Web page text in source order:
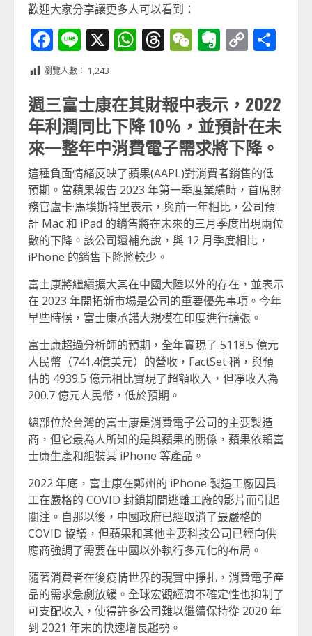
歡迎大家分享讓更多人可以看到：
Facebook
Line
X WhatsApp
Threads
WeChat
Evernote
Copy
瀏覽人數： 1,243
週三富士康在其財報中表示，2022
年利潤同比下降 10％，並預計在未
來一整年中消費電子需求將下降。
這種負面情緒反映了蘋果(AAPL)對消費者銷售的低
預期。當蘋果報告 2023 年第一季度業績時，首席財
務官盧卡·馬埃斯特里表示，與前一年相比，公司預
計 Mac 和 iPad 的銷售將在未來的三月季度出現兩位
數的下降。該公司還補充說，與 12 月季度相比，
iPhone 的銷售下降將較少。
富士康將繼續擴大其在中國大陸以外的存在，並表示
在 2023 年開拓新市場是公司的重要優先事項。今年
早些時候，富士康承諾大規模在印度進行擴張。
富士康超過分析師的預期，全年實現了 5118.5 億元
人民幣（741.4億美元）的營收，FactSet 稱，與預
估的 4939.5 億元相比實現了超額收入，但凈收入為
200.7 億元人民幣，低於預期。
總部位於台灣的富士康是消費電子公司的主要製造
商，但它最為人所知的是與蘋果的關係，蘋果依賴富
士康生產和組裝其 iPhone 等產品。
2022 年底，富士康在鄭州的 iPhone 製造工廠因員
工在嚴格的 COVID 封鎖期間逃離工廠的影片而引起
關注。自那以後，中國政府已經取消了最嚴格的
COVID 協議，但蘋果和其他主要科技公司已經向供
應商強調了需要在中國以外執行多元化的布局。
隨著消費者在後疫情世界的現實中掙扎，消費電子產
品的需求急劇放緩。全球宏觀經濟不確定性也抑制了
可支配收入，使得許多公司難以繼續保持從 2020 年
到 2021 年末的快速增長趨勢。